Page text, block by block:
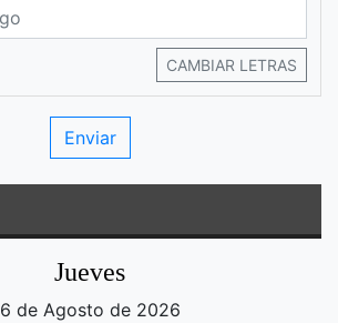
CAMBIAR LETRAS
Jueves
6 de Agosto de 2026